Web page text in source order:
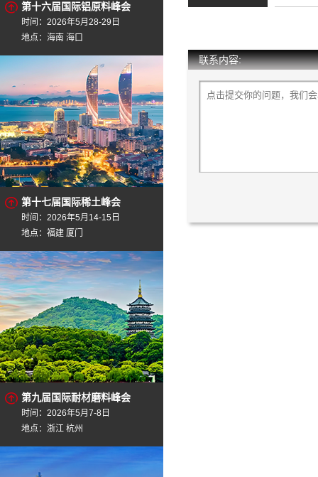
第十六届国际铝原料峰会
时间：2026年5月28-29日
地点：海南 海口
第十七届国际稀土峰会
时间：2026年5月14-15日
地点：福建 厦门
第九届国际耐材磨料峰会
时间：2026年5月7-8日
地点：浙江 杭州
联系内容: